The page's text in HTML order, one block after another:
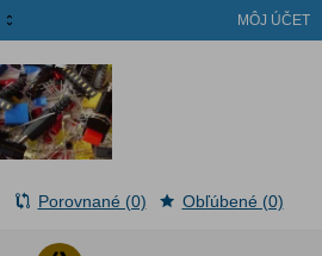
MÔJ ÚČET
Porovnané (0) Obľúbené (0)